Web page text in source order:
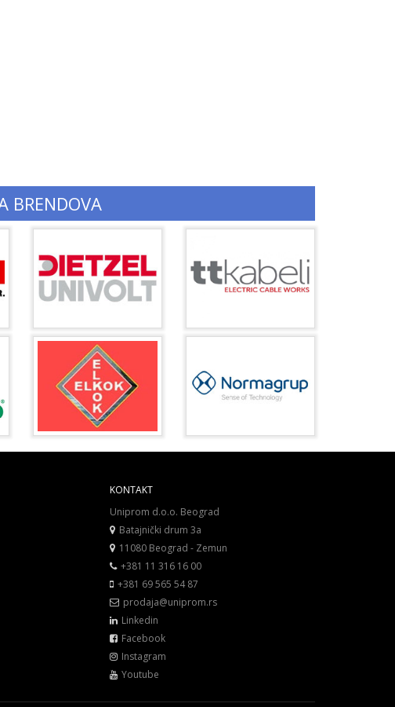
BRENDOVA
KONTAKT
Uniprom d.o.o. Beograd
Batajnički drum 3a
11080 Beograd - Zemun
+381 11 316 16 00
+381 69 565 54 87
prodaja@uniprom.rs
Linkedin
Facebook
Instagram
Youtube